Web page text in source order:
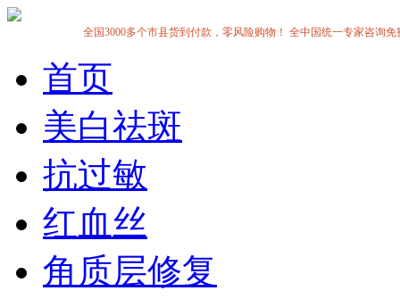
全国3000多个市县货到付款，零风险购物！ 全中国统一专家咨询免
首页
美白祛斑
抗过敏
红血丝
角质层修复